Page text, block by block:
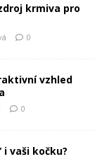
krmiva pro
0
vzhled
0
i vaši kočku?